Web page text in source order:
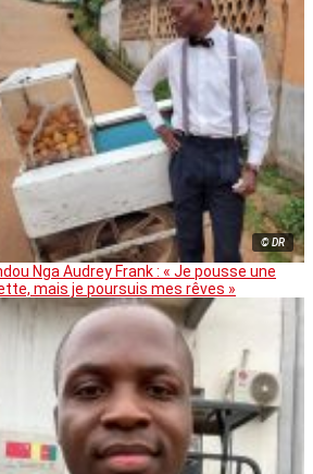
© DR
Nga Audrey Frank : « Je pousse une
mais je poursuis mes rêves »